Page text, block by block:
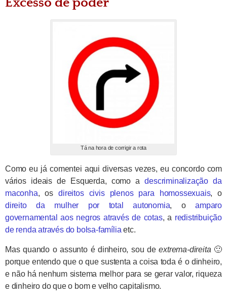
Tá na hora de corrigir a rota
Como eu já comentei aqui diversas vezes, eu concordo com
vários ideais de Esquerda, como adescriminalização da
maconha, osdireitos civis plenos para homossexuais, o
direito da mulher por total autonomia, oamparo
governamental aos negros através de cotas, a redistribuição
de renda através do bolsa-família etc.
Mas quando o assunto é dinheiro, sou deextrema-direita 🙂
porque entendo que o que sustenta a coisa toda é o dinheiro,
e não há nenhum sistema melhor para se gerar valor, riqueza
e dinheiro do que o bom e velho capitalismo.